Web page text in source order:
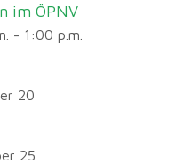
im ÖPNV
- 1:00 p.m.
20
25